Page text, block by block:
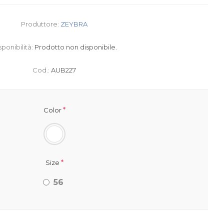
Produttore: ZEYBRA
Prodotto non disponibile.
Cod.: AUB227
Color*
Size *
56